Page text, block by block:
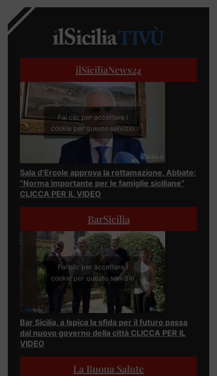
ilSiciliaNews24
Fai clic per accettare i
cookie per questo servizio
Sala d’Ercole approva la rottamazione, Abbate:
“Norma importante per le famiglie siciliane”
CLICCA PER IL VIDEO
BarSicilia
Fai clic per accettare i
cookie per questo servizio
Bar Sicilia, a Ispica la sfida per il futuro passa
dal nuovo governo della città CLICCA PER IL
VIDEO
La Buona Salute